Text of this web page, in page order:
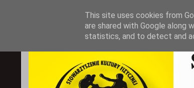
This site uses cookies from
are shared with Google along
statistics, and to detect and